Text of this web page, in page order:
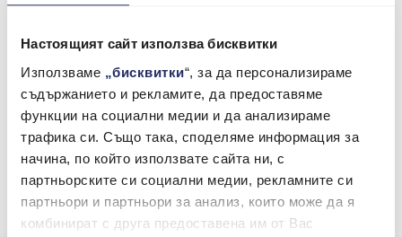
Настоящият сайт използва бисквитки
Използваме „бисквитки“, за да персонализираме
съдържанието и рекламите, да предоставяме
функции на социални медии и да анализираме
трафика си. Също така, споделяме информация за
начина, по който използвате сайта ни, с
партньорските си социални медии, рекламните си
партньори и партньори за анализ, които може да я
комбинират с друга предоставена им от Вас
24.03.2026 -Maxo.bg
Избор на летни гуми
Гумите са единствената връзка между
автомобила и пътя, а тяхното състояние влияе
пряко върху управлението, спирачния път и